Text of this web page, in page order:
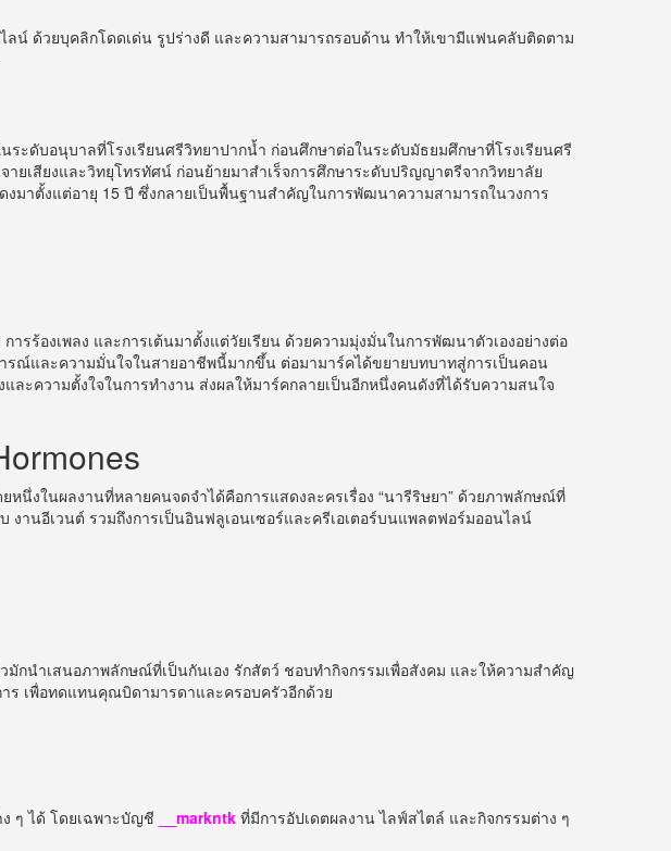
น์ ด้วยบุคลิกโดดเด่น รูปร่างดี และความสามารถรอบด้าน ทำให้เขามีแฟนคลับติดตาม
ระดับอนุบาลที่โรงเรียนศรีวิทยาปากน้ำ ก่อนศึกษาต่อในระดับมัธยมศึกษาที่โรงเรียนศรี
เสียงและวิทยุโทรทัศน์ ก่อนย้ายมาสำเร็จการศึกษาระดับปริญญาตรีจากวิทยาลัย
งมาตั้งแต่อายุ 15 ปี ซึ่งกลายเป็นพื้นฐานสำคัญในการพัฒนาความสามารถในวงการ
ารร้องเพลง และการเต้นมาตั้งแต่วัยเรียน ด้วยความมุ่งมั่นในการพัฒนาตัวเองอย่างต่อ
รณ์และความมั่นใจในสายอาชีพนี้มากขึ้น ต่อมามาร์คได้ขยายบทบาทสู่การเป็นคอน
ละความตั้งใจในการทำงาน ส่งผลให้มาร์คกลายเป็นอีกหนึ่งคนดังที่ได้รับความสนใจ
นึ่งในผลงานที่หลายคนจดจำได้คือการแสดงละครเรื่อง “นารีริษยา” ด้วยภาพลักษณ์ที่
านอีเวนต์ รวมถึงการเป็นอินฟลูเอนเซอร์และครีเอเตอร์บนแพลตฟอร์มออนไลน์
กนำเสนอภาพลักษณ์ที่เป็นกันเอง รักสัตว์ ชอบทำกิจกรรมเพื่อสังคม และให้ความสำคัญ
ร เพื่อทดแทนคุณบิดามารดาและครอบครัวอีกด้วย
ๆ ได้ โดยเฉพาะบัญชี __markntk ที่มีการอัปเดตผลงาน ไลฟ์สไตล์ และกิจกรรมต่าง ๆ